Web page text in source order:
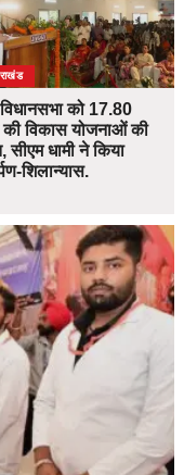
को 17.80
विकास योजनाओं की
सीएम धामी ने किया
शिलान्यास.